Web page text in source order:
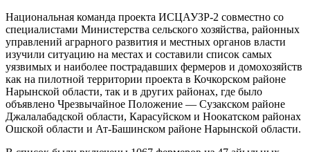
Национальная команда проекта ИСЦАУЗР-2 совместно со
специалистами Министерства сельского хозяйства, районных
управлений аграрного развития и местных органов власти
изучили ситуацию на местах и составили список самых
уязвимых и наиболее пострадавших фермеров и домохозяйств
как на пилотной территории проекта в Кочкорском районе
Нарынской области, так и в других районах, где было
объявлено Чрезвычайное Положение — Сузакском районе
Джалалабадской области, Карасуйском и Ноокатском районах
Ошской области и Ат-Башинском районе Нарынской области.